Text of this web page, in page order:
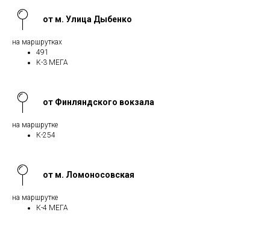
от м. Улица Дыбенко
на маршрутках
491
К-3 МЕГА
от Финляндского вокзала
на маршрутке
К-254
от м. Ломоносовская
на маршрутке
К-4 МЕГА